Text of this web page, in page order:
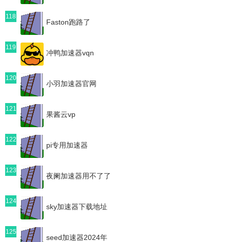
118
Faston跑路了
119
冲鸭加速器vqn
120
小羽加速器官网
121
果酱云vp
122
pi专用加速器
123
夜阑加速器用不了了
124
sky加速器下载地址
125
seed加速器2024年